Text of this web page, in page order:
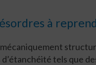
à
tels que